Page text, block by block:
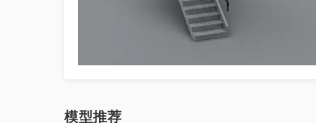
模型推荐